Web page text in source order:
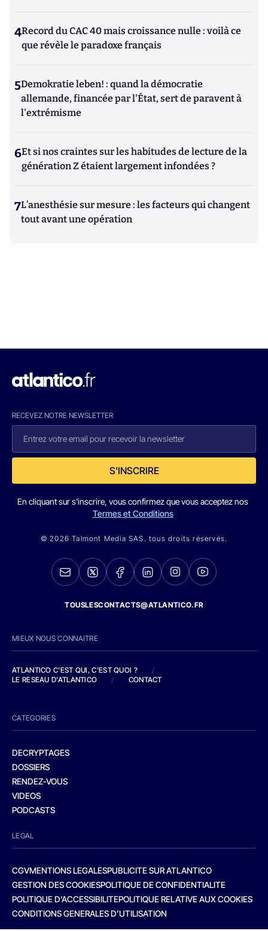
4Record du CAC 40 mais croissance nulle : voilà ce
que révèle le paradoxe français
5Demokratie leben! : quand la démocratie
allemande, financée par l'État, sert de paravent à
l'extrémisme
6Et si nos craintes sur les habitudes de lecture de la
génération Z étaient largement infondées ?
7L’anesthésie sur mesure : les facteurs qui changent
tout avant une opération
RECEVEZ NOTRE NEWSLETTER
S'INSCRIRE
En cliquant sur s'inscrire, vous confirmez que vous acceptez nos
Termes et Conditions
© 2026 Talmont Media SAS. tous droits réservés.
TOUSLESCONTACTS@ATLANTICO.FR
MIEUX NOUS CONNAITRE
ATLANTICO C'EST QUI, C'EST QUOI ?
/
LE RESEAU D'ATLANTICO
/ CONTACT
CATEGORIES
DECRYPTAGES
DOSSIERS
RENDEZ-VOUS
VIDEOS
PODCASTS
LEGAL
CGVMENTIONS LEGALESPUBLICITE SUR ATLANTICO
GESTION DES COOKIESPOLITIQUE DE CONFIDENTIALITE
POLITIQUE D’ACCESSIBILITEPOLITIQUE RELATIVE AUX COOKIES
CONDITIONS GENERALES D’UTILISATION